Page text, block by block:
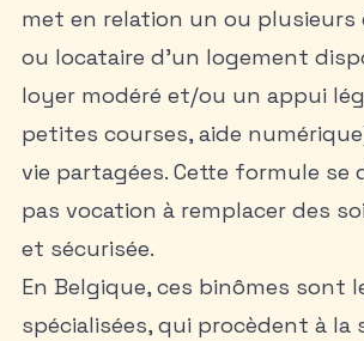
met en relation un ou
ou locataire d’un logement
loyer modéré et/ou un appui
petites courses, aide
vie partagées. Cette formule se
pas vocation à remplacer des
et sécurisée.
En Belgique, ces binômes
spécialisées, qui procèdent à